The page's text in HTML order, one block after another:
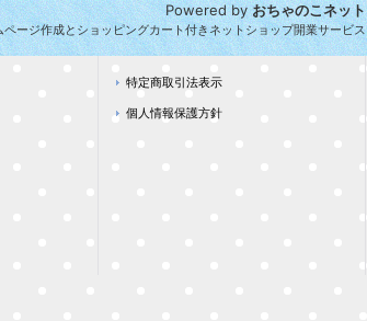
Powered byおちゃのこネット
ページ作成とショッピングカート付きネットショップ開業サービス
特定商取引法表示
個人情報保護方針